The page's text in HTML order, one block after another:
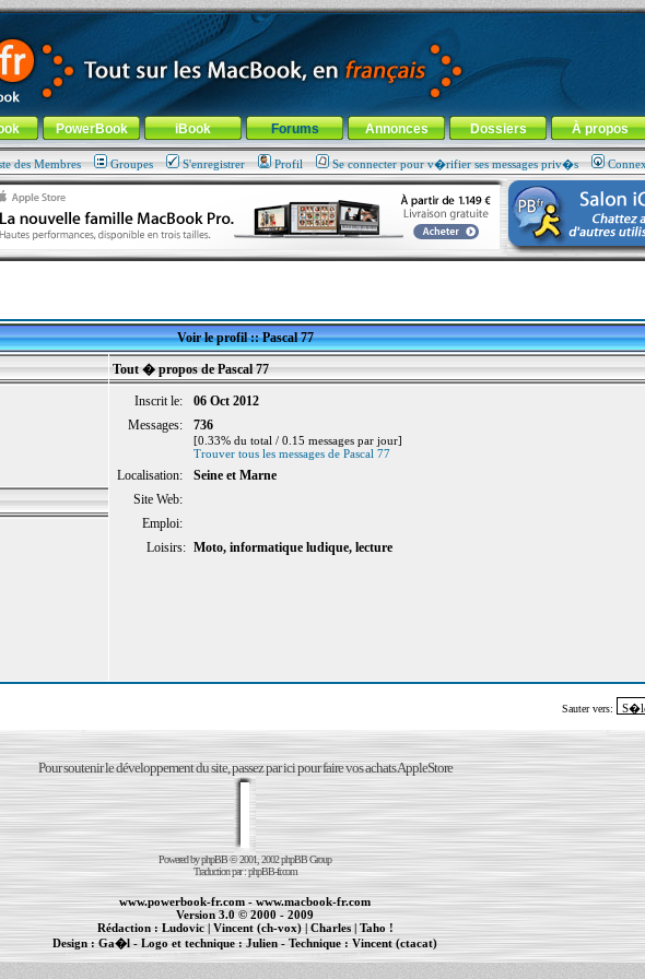
! -Aller au menu de la rubrique
PowerBook iBook Forums Annonces Dossiers À propos
des Membres Groupes S'enregistrer Profil Se connecter pour v�rifier ses messages priv�s
Voir le profil :: Pascal 77
Tout � propos de Pascal 77
Inscrit le:
06 Oct 2012
Messages:
736
[0.33% du total / 0.15 messages par jour]
Trouver tous les messages de Pascal 77
Localisation:
Seine et Marne
Site Web:
Emploi:
Loisirs: Moto, informatique ludique, lecture
Sauter vers:
Pour soutenir le développement du site, passez par ici pour faire vos achats AppleStore
Powered byphpBB© 2001, 2002 phpBB Group
Traduction par :phpBB-fr.com
www.powerbook-fr.com-www.macbook-fr.com
Version 3.0 © 2000 - 2009
Rédaction :Ludovic|Vincent (ch-vox)|Charles|Taho !
Design :Ga�l - Logo et technique :Julien- Technique :Vincent (ctacat)